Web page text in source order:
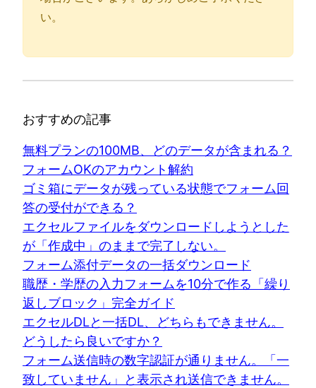
い。
おすすめの記事
無料プランの100MB、どのデータが含まれる？
フォームOKのアカウント解約
ゴミ箱にデータが残っている状態でフォーム回
答の受付ができる？
エクセルファイルをダウンロードしようとした
が「作成中」のままで完了しない。
フォーム添付データの一括ダウンロード
職歴・学歴の入力フォームを10分で作る「繰り
返しブロック」完全ガイド
エクセルDLと一括DL、どちらもできません。
どうしたら良いですか？
フォーム送信時の数字認証が通りません。「一
致していません」と表示され送信できません。